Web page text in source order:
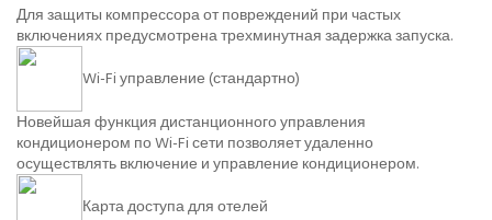
Для защиты компрессора от повреждений при частых
включениях предусмотрена трехминутная задержка запуска.
Wi-Fi управление (стандартно)
Новейшая функция дистанционного управления
кондиционером по Wi-Fi сети позволяет удаленно
осуществлять включение и управление кондиционером.
Карта доступа для отелей